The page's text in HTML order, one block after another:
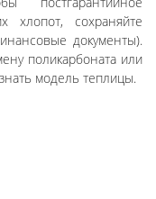
хлопот, сохраняйте
документы).
поликарбоната или
модель теплицы.